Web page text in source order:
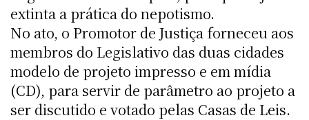
extinta a prática do nepotismo.
No ato, o Promotor de Justiça forneceu aos
membros do Legislativo das duas cidades
modelo de projeto impresso e em mídia
(CD), para servir de parâmetro ao projeto a
ser discutido e votado pelas Casas de Leis.